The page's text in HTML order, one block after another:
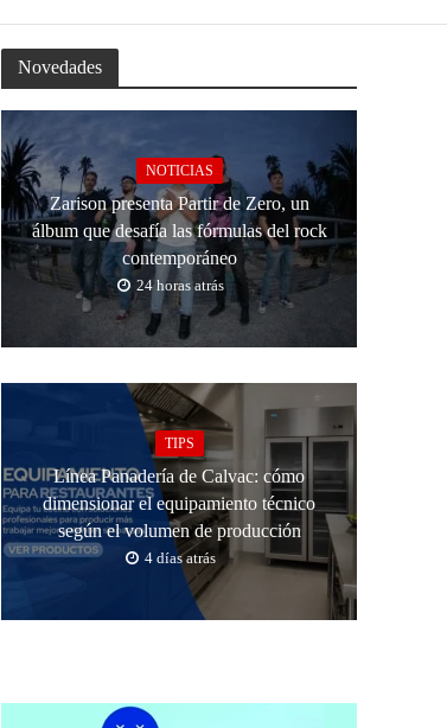
Novedades
NOTICIAS
Zarison presenta Partir de Zero, un
álbum que desafía las fórmulas del rock
contemporáneo
24 horas atrás
TIPS
Línea Panadería de Calvac: cómo
dimensionar el equipamiento técnico
según el volumen de producción
4 días atrás